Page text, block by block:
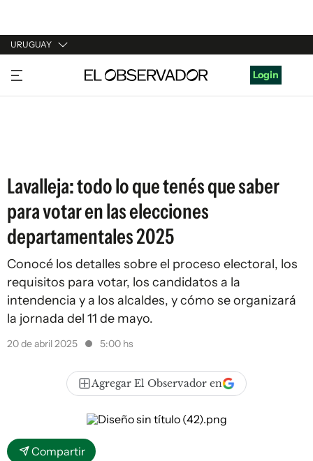
URUGUAY
URUGUAY
ARGENTINA
Login
Lavalleja: todo lo que tenés que saber
para votar en las elecciones
departamentales 2025
Conocé los detalles sobre el proceso electoral, los
requisitos para votar, los candidatos a la
intendencia y a los alcaldes, y cómo se organizará
la jornada del 11 de mayo.
20 de abril 2025 5:00 hs
Agregar El Observador en
Compartir